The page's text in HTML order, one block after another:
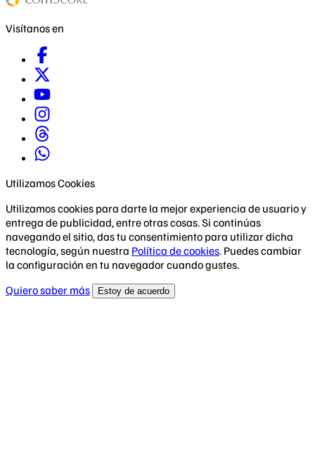
Visítanos en
Utilizamos Cookies
Utilizamos cookies para darte la mejor experiencia de usuario y
entrega de publicidad, entre otras cosas. Si continúas
navegando el sitio, das tu consentimiento para utilizar dicha
tecnología, según nuestra Política de cookies. Puedes cambiar
la configuración en tu navegador cuando gustes.
Quiero saber más
Estoy de acuerdo